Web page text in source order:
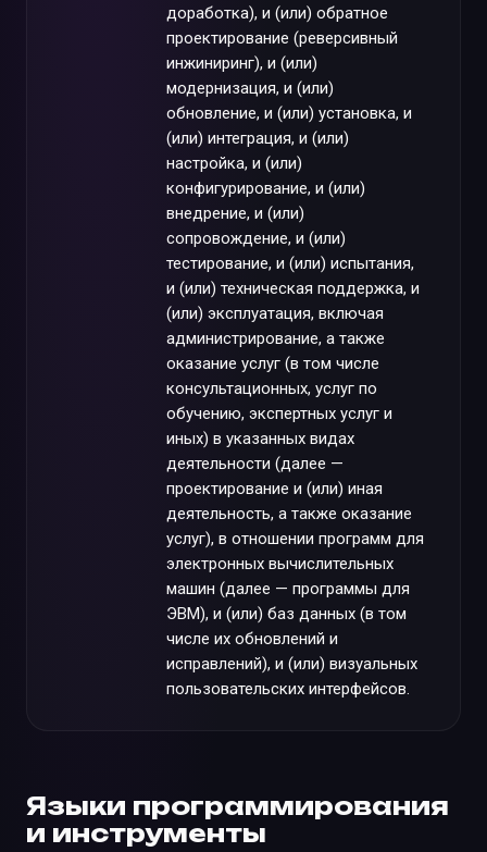
доработка), и (или) обратное
проектирование (реверсивный
инжиниринг), и (или)
модернизация, и (или)
обновление, и (или) установка, и
(или) интеграция, и (или)
настройка, и (или)
конфигурирование, и (или)
внедрение, и (или)
сопровождение, и (или)
тестирование, и (или) испытания,
и (или) техническая поддержка, и
(или) эксплуатация, включая
администрирование, а также
оказание услуг (в том числе
консультационных, услуг по
обучению, экспертных услуг и
иных) в указанных видах
деятельности (далее —
проектирование и (или) иная
деятельность, а также оказание
услуг), в отношении программ для
электронных вычислительных
машин (далее — программы для
ЭВМ), и (или) баз данных (в том
числе их обновлений и
исправлений), и (или) визуальных
пользовательских интерфейсов.
Языки программирования
и инструменты